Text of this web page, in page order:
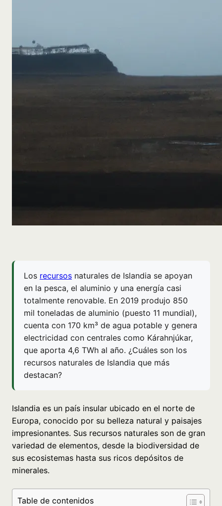
Los recursos naturales de Islandia se apoyan
en la pesca, el aluminio y una energía casi
totalmente renovable. En 2019 produjo 850
mil toneladas de aluminio (puesto 11 mundial),
cuenta con 170 km³ de agua potable y genera
electricidad con centrales como Kárahnjúkar,
que aporta 4,6 TWh al año. ¿Cuáles son los
recursos naturales de Islandia que más
destacan?
Islandia es un país insular ubicado en el norte de
Europa, conocido por su belleza natural y paisajes
impresionantes. Sus recursos naturales son de gran
variedad de elementos, desde la biodiversidad de
sus ecosistemas hasta sus ricos depósitos de
minerales.
Table de contenidos